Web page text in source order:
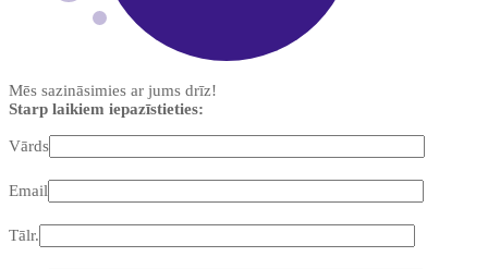
Mēs sazināsimies ar jums drīz!
Starp laikiem iepazīstieties:
Vārds
Email
Tālr.